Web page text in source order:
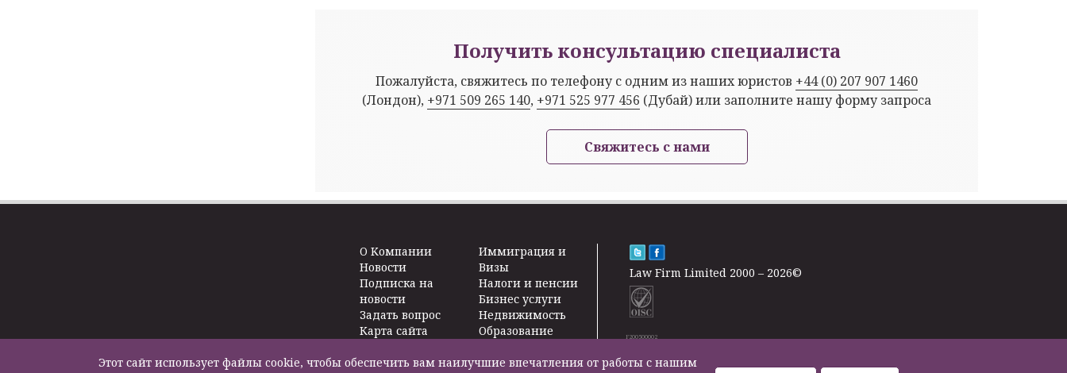
Получить консультацию специалиста
Пожалуйста, свяжитесь по телефону с одним из наших юристов +44 (0) 207 907 1460
(Лондон), +971 509 265 140, +971 525 977 456 (Дубай) или заполните нашу форму запроса
Свяжитесь с нами
O Kомпании
Новости
Подписка на
новости
Задать вопрос
Карта сайта
Иммиграция и
Визы
Налоги и пенсии
Бизнес услуги
Недвижимость
Образование
жизни
Law Firm Limited 2000 – 2026©
F200500002
Этот сайт использует файлы cookie, чтобы обеспечить вам наилучшие впечатления от работы с нашим